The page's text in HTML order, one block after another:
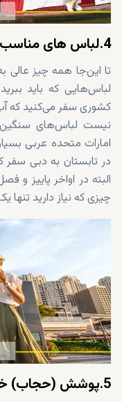
4.لباس های مناسب فصل سفرتان به دبی را بپوشید
تا این‌جا همه چیز عالی
لباس‌هایی که باید
کشوری سفر می‌کنید که
نیست لباس‌های سنگین
امارات متحده عربی
در تابستان به دبی سفر
البته در اواخر پاییز
چیزی که نیاز دارید
5.پوشش (حجاب) خود را در دبی حفظ کنید